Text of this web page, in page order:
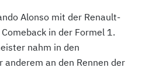
Alonso mit der Renault-
in der Formel 1.
nahm in den
anderem an den Rennen der